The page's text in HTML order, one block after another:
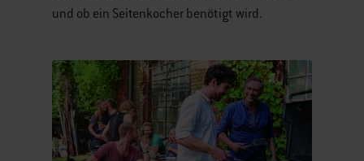
und ob ein Seitenkocher benötigt wird.